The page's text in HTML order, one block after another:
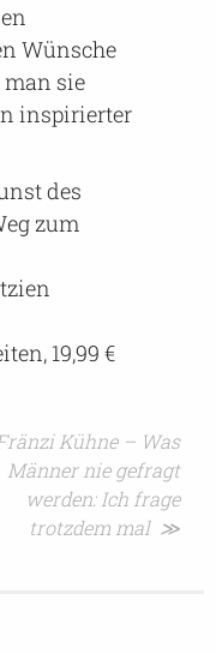
Wünsche
man sie
inspirierter
des
zum
19,99 €
Kühne – Was
Männer nie gefragt
werden: Ich frage
trotzdem mal ≫